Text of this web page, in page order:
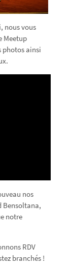
nous vous
Meetup
photos ainsi
nos
Bensoltana,
notre
RDV
branchés !